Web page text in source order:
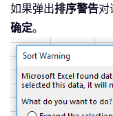
如果弹出排序警告对
确定。